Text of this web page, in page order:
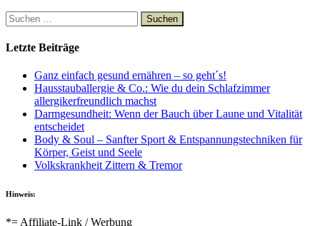
Suchen
nach:
Letzte Beiträge
Ganz einfach gesund ernähren – so geht´s!
Hausstauballergie & Co.: Wie du dein Schlafzimmer
allergikerfreundlich machst
Darmgesundheit: Wenn der Bauch über Laune und Vitalität
entscheidet
Body & Soul – Sanfter Sport & Entspannungstechniken für
Körper, Geist und Seele
Volkskrankheit Zittern & Tremor
Hinweis:
*= Affiliate-Link / Werbung